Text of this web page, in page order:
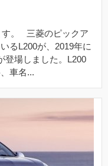
す。 三菱のピックア
るL200が、2019年に
登場しました。L200
車名...